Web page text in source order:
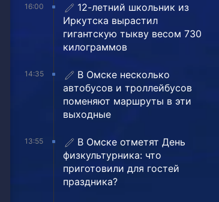
16:00
12-летний школьник из
Иркутска вырастил
гигантскую тыкву весом 730
килограммов
14:35
В Омске несколько
автобусов и троллейбусов
поменяют маршруты в эти
выходные
13:55
В Омске отметят День
физкультурника: что
приготовили для гостей
праздника?